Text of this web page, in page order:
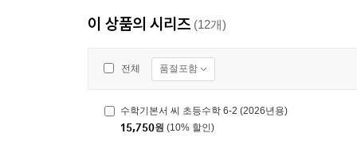
이 상품의 시리즈 (12개)
전체 품절포함
수학기본서 씨 초등수학 6-2 (2026년용)
15,750원 (10% 할인)